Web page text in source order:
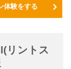
体験をする
リントス